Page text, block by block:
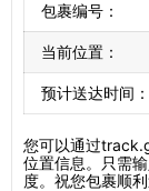
包裹编号：
当前位置：
预计送达时间：
您可以通过
位置信息。只需
度。祝您包裹顺利